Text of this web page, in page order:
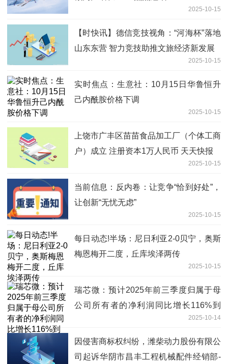
2025-10-15
【时快讯】德信竞技视角：“河海杯”落地
山东东营 智力竞技助推文旅经济新发展
2025-10-15
实时焦点：生意社：10月15日华鲁恒升
己内酰胺价格下调
2025-10-15
上饶市广丰区苗苗食品加工厂（个体工商
户）成立 注册资本1万人民币 天天快报
2025-10-15
当前信息：反内卷：让竞争“恰到好处”，
让创新“无忧无虑”
2025-10-15
每日动态!半场：尼日利亚2-0贝宁，奥斯
梅恩梅开二度，丘库埃泽两传
2025-10-15
瑞芯微：预计2025年前三季度归属于母
公司所有者的净利润同比增长116%到
2025-10-14
因侵害商标权纠纷，潍柴动力股份有限公
司起诉华阴市昌丰工程机械配件经销部-